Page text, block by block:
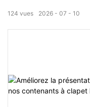
2026 07 10
124 vues